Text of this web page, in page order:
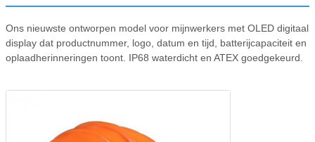
Ons nieuwste ontworpen model voor mijnwerkers met OLED digitaal
display dat productnummer, logo, datum en tijd, batterijcapaciteit en
oplaadherinneringen toont. IP68 waterdicht en ATEX goedgekeurd.